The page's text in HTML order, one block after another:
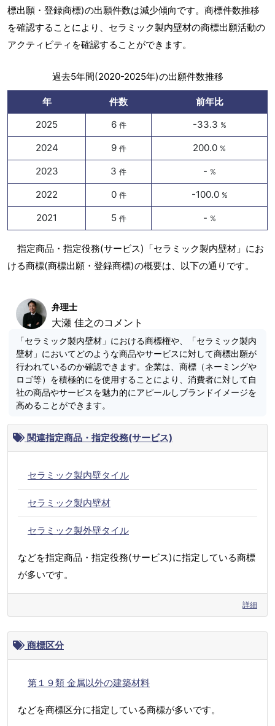
標出願・登録商標)の出願件数は減少傾向です。商標件数推移
を確認することにより、セラミック製内壁材の商標出願活動の
アクティビティを確認することができます。
過去5年間(2020-2025年)の出願件数推移
年 件数
前年比
2025
6 件 -33.3 %
2024 9 件 200.0 %
2023 3 件 - %
2022 0 件 -100.0 %
2021 5 件 - %
指定商品・指定役務(サービス)「セラミック製内壁材」にお
ける商標(商標出願・登録商標)の概要は、以下の通りです。
弁理士
大瀬 佳之のコメント
「セラミック製内壁材」における商標権や、「セラミック製内
壁材」においてどのような商品やサービスに対して商標出願が
行われているのか確認できます。企業は、商標（ネーミングや
ロゴ等）を積極的にを使用することにより、消費者に対して自
社の商品やサービスを魅力的にアピールしブランドイメージを
高めることができます。
関連指定商品・指定役務(サービス)
セラミック製内壁タイル
セラミック製内壁材
セラミック製外壁タイル
などを指定商品・指定役務(サービス)に指定している商標
が多いです。
詳細
商標区分
第１９類 金属以外の建築材料
などを商標区分に指定している商標が多いです。